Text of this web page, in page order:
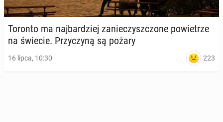
Toronto ma naj­bar­dziej za­nie­czysz­czo­ne po­wie­trze
na świecie. Przy­czy­ną są pożary
16 lipca, 10:30 223